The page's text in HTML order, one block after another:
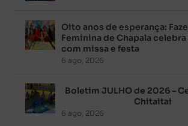
Oito anos de esperança:
Feminina de Chapala
com missa e festa
6 ago, 2026
Boletim JULHO de 2026 –
Chitaitai
6 ago, 2026